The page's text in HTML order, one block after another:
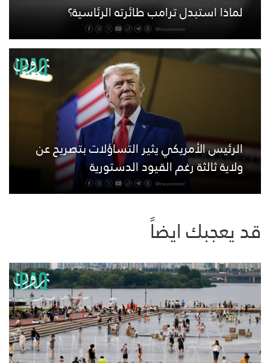
لماذا استبدل ترامب طائرته الرئاسية؟
الرئيس الأمريكي يثير التساؤلات بتصريح عن
ولاية ثالثة رغم القيود الدستورية
قد يعجبك ايضاً